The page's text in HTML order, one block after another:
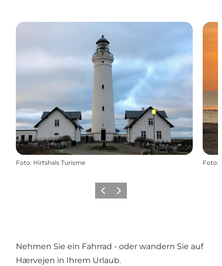
Foto: Hirtshals Turisme Foto:
ZurückWeiter
Nehmen Sie ein Fahrrad - oder wandern Sie auf
Hærvejen in Ihrem Urlaub.